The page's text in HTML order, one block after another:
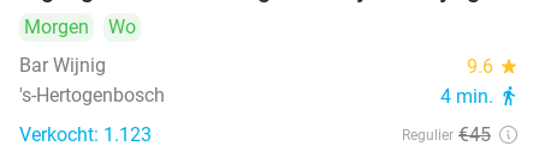
Morgen
Wo
Bar Wijnig
9.6 star
's-Hertogenbosch 4 min. directions_walk
Verkocht: 1.123 Regulier €45